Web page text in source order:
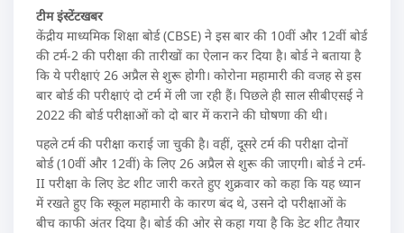
टीम इंस्टेंटखबर
केंद्रीय माध्यमिक शिक्षा बोर्ड (CBSE) ने इस बार की 10वीं और 12वीं बोर्ड
की टर्म-2 की परीक्षा की तारीखों का ऐलान कर दिया है। बोर्ड ने बताया है
कि ये परीक्षाएं 26 अप्रैल से शुरू होगी। कोरोना महामारी की वजह से इस
बार बोर्ड की परीक्षाएं दो टर्म में ली जा रही हैं। पिछले ही साल सीबीएसई ने
2022 की बोर्ड परीक्षाओं को दो बार में कराने की घोषणा की थी।
पहले टर्म की परीक्षा कराई जा चुकी है। वहीं, दूसरे टर्म की परीक्षा दोनों
बोर्ड (10वीं और 12वीं) के लिए 26 अप्रैल से शुरू की जाएगी। बोर्ड ने टर्म-
II परीक्षा के लिए डेट शीट जारी करते हुए शुक्रवार को कहा कि यह ध्यान
में रखते हुए कि स्कूल महामारी के कारण बंद थे, उसने दो परीक्षाओं के
बीच काफी अंतर दिया है। बोर्ड की ओर से कहा गया है कि डेट शीट तैयार